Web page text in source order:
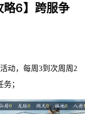
略6】跨服争
动，每周3到次周周2
；